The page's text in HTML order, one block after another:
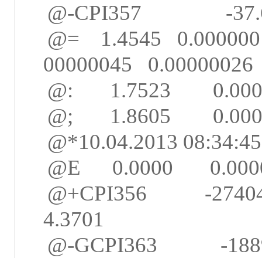
@-CPI357
-
@=
1.4545
00000045
0.00000026
@:
1.7523
@;
1.8605
@*10.04.2013 08:34:45
@E
0.0000
@+CPI356
-
4.3701
@-GCPI363
-